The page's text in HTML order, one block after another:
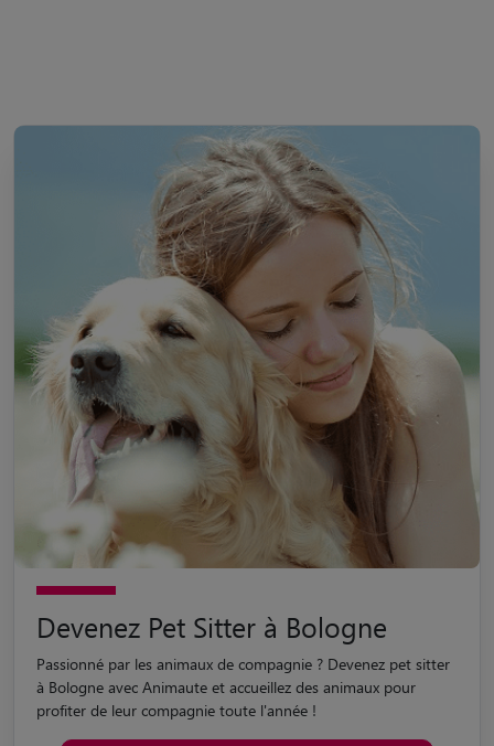
Devenez Pet Sitter à Bologne
Passionné par les animaux de compagnie ? Devenez pet sitter
à Bologne avec Animaute et accueillez des animaux pour
profiter de leur compagnie toute l'année !